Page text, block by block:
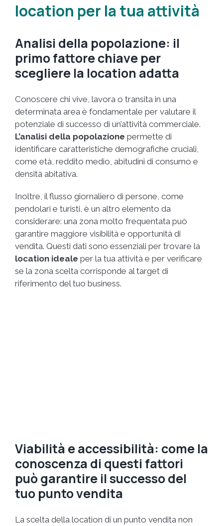
location per la tua attività
Analisi della popolazione: il
primo fattore chiave per
scegliere la location adatta
Conoscere chi vive, lavora o transita in una
determinata area è fondamentale per valutare il
potenziale di successo di un’attività commerciale.
L’analisi della popolazione permette di
identificare caratteristiche demografiche cruciali,
come età, reddito medio, abitudini di consumo e
densità abitativa.
Inoltre, il flusso giornaliero di persone, come
pendolari e turisti, è un altro elemento da
considerare: una zona molto frequentata può
garantire maggiore visibilità e opportunità di
vendita. Questi dati sono essenziali per trovare la
location ideale per la tua attività e per verificare
se la zona scelta corrisponde al target di
riferimento del tuo business.
Viabilità e accessibilità: come la
conoscenza di questi fattori
può garantire il successo del
tuo punto vendita
La scelta della location di un punto vendita non